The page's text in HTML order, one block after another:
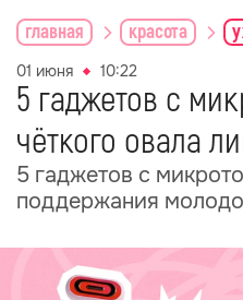
главная красота
01 июня 10:22
5 гаджетов с
чёткого овала
5 гаджетов с
поддержания